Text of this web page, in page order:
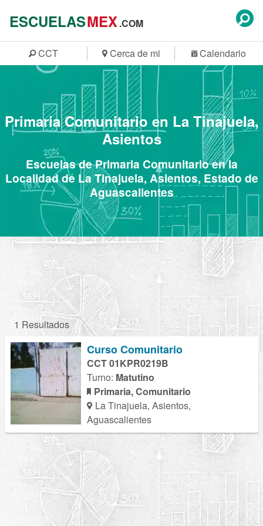
ESCUELASMEX.COM
CCT Cerca de mi Calendario
Primaria Comunitario en La Tinajuela,
Asientos
Escuelas de Primaria Comunitario en la
Localidad de La Tinajuela, Asientos, Estado de
Aguascalientes
1 Resultados
Curso Comunitario
CCT 01KPR0219B
Turno: Matutino
Primaria, Comunitario
La Tinajuela, Asientos,
Aguascalientes